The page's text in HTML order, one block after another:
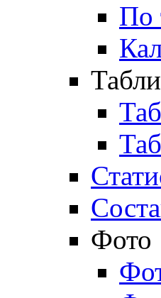
По
Фото